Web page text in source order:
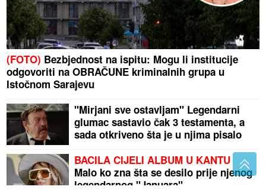
(FOTO) Bezbjednost na ispitu: Mogu li institucije
odgovoriti na OBRAČUNE kriminalnih grupa u
Istočnom Sarajevu
"Mirjani sve ostavljam" Legendarni
glumac sastavio čak 3 testamenta, a
sada otkriveno šta je u njima pisalo
BACILA CIJELI ALBUM U KANTU
Malo ko zna šta se desilo prije njenog
legendarnog "Januara"